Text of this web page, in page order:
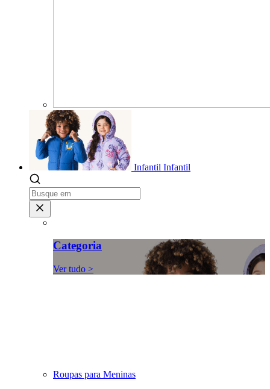
Infantil Infantil
Categoria
Ver tudo >
Roupas para Meninas